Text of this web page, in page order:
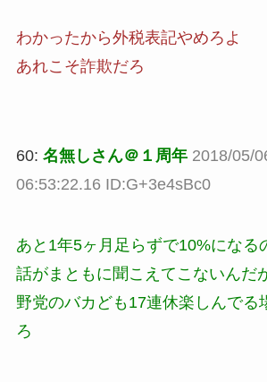
わかったから外税表記やめろよ
あれこそ詐欺だろ
60: 名無しさん＠１周年 2018/05/
06:53:22.16 ID:G+3e4sBc0
あと1年5ヶ月足らずで10%になる
話がまともに聞こえてこないんだ
野党のバカども17連休楽しんでる
ろ